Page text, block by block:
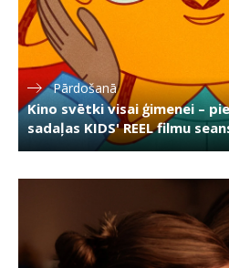
Pārdošanā
Kino svētki visai ģimenei –
sadaļas KIDS' REEL filmu